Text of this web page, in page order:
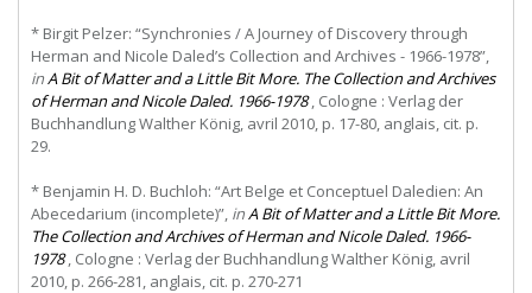
* Birgit Pelzer: “Synchronies / A Journey of Discovery through
Herman and Nicole Daled’s Collection and Archives - 1966-1978”,
inA Bit of Matter and a Little Bit More. The Collection and Archives
of Herman and Nicole Daled. 1966-1978, Cologne : Verlag der
Buchhandlung Walther König, avril 2010, p. 17-80, anglais, cit. p.
29.
* Benjamin H. D. Buchloh: “Art Belge et Conceptuel Daledien: An
Abecedarium (incomplete)”, inA Bit of Matter and a Little Bit More.
The Collection and Archives of Herman and Nicole Daled. 1966-
1978, Cologne : Verlag der Buchhandlung Walther König, avril
2010, p. 266-281, anglais, cit. p. 270-271